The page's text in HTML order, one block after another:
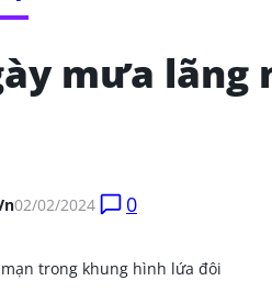
mưa
02/02/2024 0